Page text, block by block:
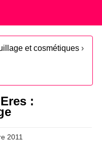
et cosmétiques ›
:
2011